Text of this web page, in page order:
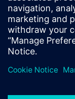
Target Group
Voor iedereen die
elektrische
principiële werking,
Generatoren.